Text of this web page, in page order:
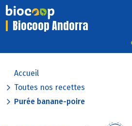
Biocoop Andorra
Accueil
Toutes nos recettes
Purée banane-poire